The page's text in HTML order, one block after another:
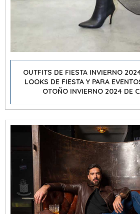
OUTFITS DE FIESTA INVIERNO
LOOKS DE FIESTA Y PARA
OTOÑO INVIERNO 2024 DE